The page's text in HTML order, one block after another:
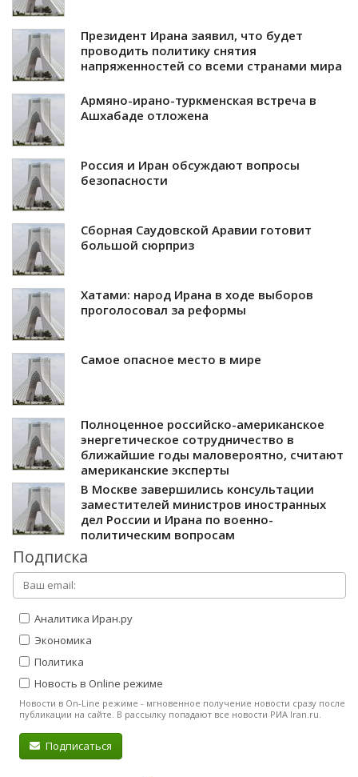
Президент Ирана заявил, что будет
проводить политику снятия
напряженностей со всеми странами мира
Армяно-ирано-туркменская встреча в
Ашхабаде отложена
Россия и Иран обсуждают вопросы
безопасности
Сборная Саудовской Аравии готовит
большой сюрприз
Хатами: народ Ирана в ходе выборов
проголосовал за реформы
Самое опасное место в мире
Полноценное российско-американское
энергетическое сотрудничество в
ближайшие годы маловероятно, считают
американские эксперты
В Москве завершились консультации
заместителей министров иностранных
дел России и Ирана по военно-
политическим вопросам
Подписка
Аналитика Иран.ру
Экономика
Политика
Новость в Online режиме
Новости в On-Line режиме - мгновенное получение новости сразу после
публикации на сайте. В рассылку попадают все новости РИА Iran.ru.
Подписаться